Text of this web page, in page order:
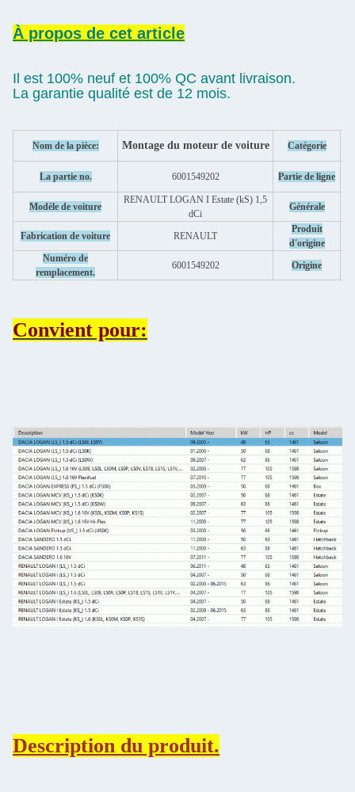
À propos de cet article
Il est 100% neuf et 100% QC avant livraison.
La garantie qualité est de 12 mois.
Nom de la pièce: Montage du moteur de voiture Catégorie
La partie no. 6001549202 Partie de ligne
Modèle de voiture
RENAULT LOGAN I Estate (kS) 1,5
dCi
Générale
Fabrication de voiture RENAULT
Produit
d'origine
Numéro de
remplacement.
6001549202 Origine
Convient pour:
Description du produit.